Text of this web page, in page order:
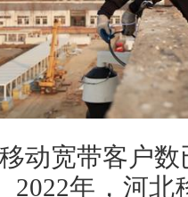
动宽带客户
2022年，河北